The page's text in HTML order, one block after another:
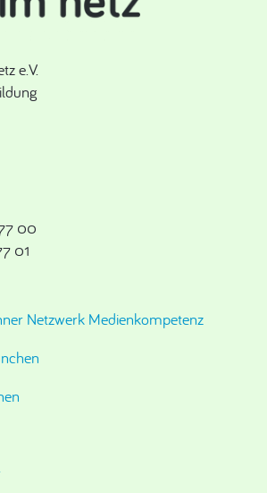
e.V.
00
01
Netzwerk Medienkompetenz